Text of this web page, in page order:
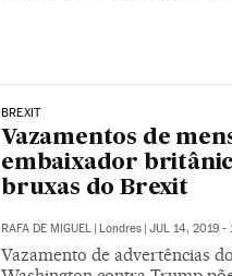
BREXIT
Vazamentos de
embaixador
bruxas do Brexit
RAFA DE MIGUEL | Londres | JUL 14, 2019 -
Vazamento de advertências